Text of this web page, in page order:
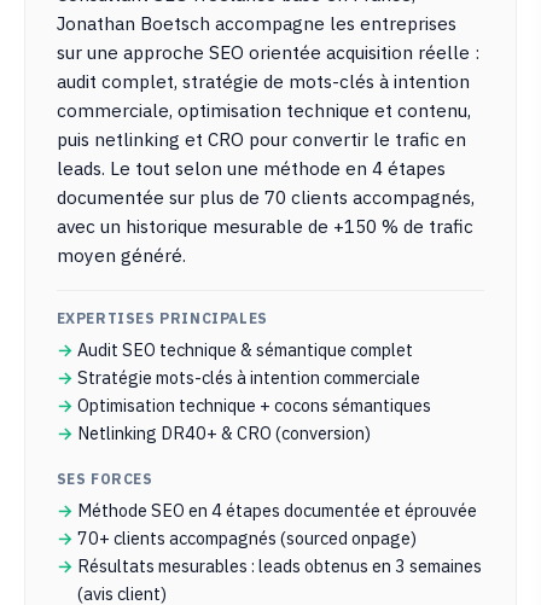
Jonathan Boetsch accompagne les entreprises
sur une approche SEO orientée acquisition réelle :
audit complet, stratégie de mots-clés à intention
commerciale, optimisation technique et contenu,
puis netlinking et CRO pour convertir le trafic en
leads. Le tout selon une méthode en 4 étapes
documentée sur plus de 70 clients accompagnés,
avec un historique mesurable de +150 % de trafic
moyen généré.
EXPERTISES PRINCIPALES
Audit SEO technique & sémantique complet
Stratégie mots-clés à intention commerciale
Optimisation technique + cocons sémantiques
Netlinking DR40+ & CRO (conversion)
SES FORCES
Méthode SEO en 4 étapes documentée et éprouvée
70+ clients accompagnés (sourced onpage)
Résultats mesurables : leads obtenus en 3 semaines
(avis client)